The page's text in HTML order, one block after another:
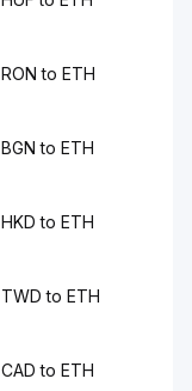
RON to ETH
BGN to ETH
HKD to ETH
TWD to ETH
CAD to ETH